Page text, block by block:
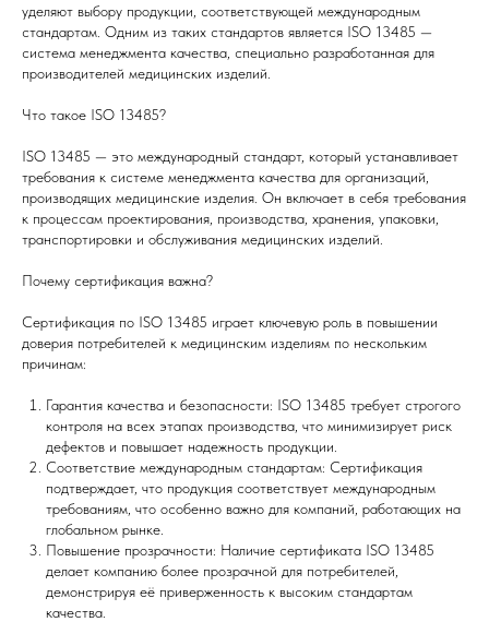
уделяют выбору продукции, соответствующей международным
стандартам. Одним из таких стандартов является ISO 13485 —
система менеджмента качества, специально разработанная для
производителей медицинских изделий.
Что такое ISO 13485?
ISO 13485 — это международный стандарт, который устанавливает
требования к системе менеджмента качества для организаций,
производящих медицинские изделия. Он включает в себя требования
к процессам проектирования, производства, хранения, упаковки,
транспортировки и обслуживания медицинских изделий.
Почему сертификация важна?
Сертификация по ISO 13485 играет ключевую роль в повышении
доверия потребителей к медицинским изделиям по нескольким
причинам:
Гарантия качества и безопасности: ISO 13485 требует строгого
контроля на всех этапах производства, что минимизирует риск
дефектов и повышает надежность продукции.
Соответствие международным стандартам: Сертификация
подтверждает, что продукция соответствует международным
требованиям, что особенно важно для компаний, работающих на
глобальном рынке.
Повышение прозрачности: Наличие сертификата ISO 13485
делает компанию более прозрачной для потребителей,
демонстрируя её приверженность к высоким стандартам
качества.